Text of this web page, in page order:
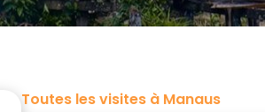
Toutes les visites à Manaus